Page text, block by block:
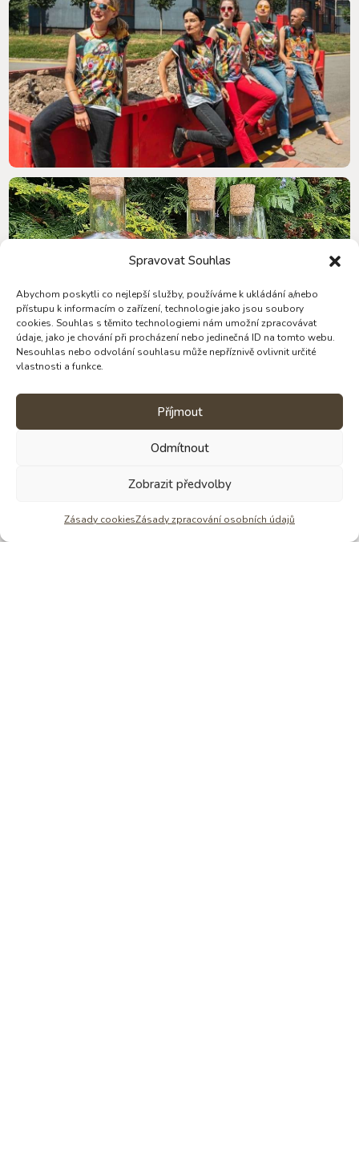
Spravovat Souhlas
Abychom poskytli co nejlepší služby, používáme k ukládání a/nebo
přístupu k informacím o zařízení, technologie jako jsou soubory
cookies. Souhlas s těmito technologiemi nám umožní zpracovávat
údaje, jako je chování při procházení nebo jedinečná ID na tomto webu.
Nesouhlas nebo odvolání souhlasu může nepříznivě ovlivnit určité
vlastnosti a funkce.
Příjmout
Odmítnout
Zobrazit předvolby
Zásady cookiesZásady zpracování osobních údajů
Věděli jste, že Štěpánka dělá krom čokolád
Zjistit víc o tmě